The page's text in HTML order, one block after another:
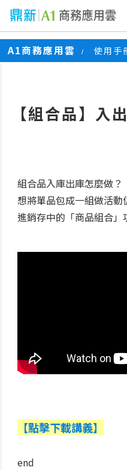
A1商務應用雲 / 使用手
【組合品】入
組合品入庫出庫怎麼做？
想將單品包成一組做活動
進銷存中的「商品組合」
【點擊下載講義】
end